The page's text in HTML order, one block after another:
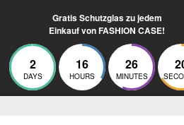
Gratis Schutzglas zu jedem
Einkauf von FASHION CASE!
2
DAYS
16
HOURS
26
MINUTES